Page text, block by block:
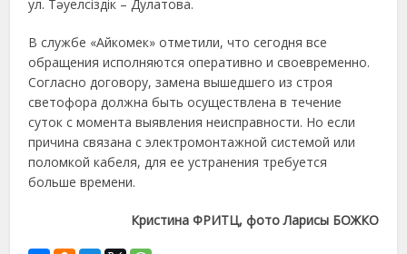
ул. Тәуелсіздік – Дулатова.
В службе «Айкомек» отметили, что сегодня все
обращения исполняются оперативно и своевременно.
Согласно договору, замена вышедшего из строя
светофора должна быть осуществлена в течение
суток с момента выявления неисправности. Но если
причина связана с электромонтажной системой или
поломкой кабеля, для ее устранения требуется
больше времени.
Кристина ФРИТЦ, фото Ларисы БОЖКО